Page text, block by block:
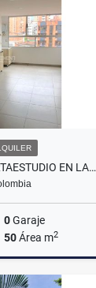
SE ARRIENDA APARTAESTUDIO EN LAURELES MEDELLÍN, SECTOR NOGAL.
0Garaje
50Área m2
Alquiler